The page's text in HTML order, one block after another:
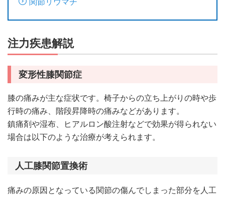
注力疾患解説
変形性膝関節症
膝の痛みが主な症状です。椅子からの立ち上がりの時や歩
行時の痛み、階段昇降時の痛みなどがあります。
鎮痛剤や湿布、ヒアルロン酸注射などで効果が得られない
場合は以下のような治療が考えられます。
人工膝関節置換術
痛みの原因となっている関節の傷んでしまった部分を人工